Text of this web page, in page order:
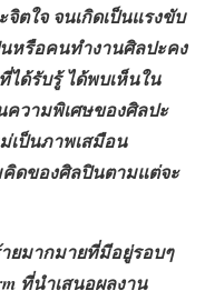
ตใจ จนเกิดเป็นแรงขับ
หรือคนทำงานศิลปะคง
ได้รับรู้ ได้พบเห็นใน
ความพิเศษของศิลปะ
เป็นภาพเสมือน
ดของศิลปินตามแต่จะ
ยมากมายที่มีอยู่รอบๆ
ที่นำเสนอผลงาน